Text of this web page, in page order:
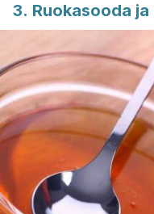
3. Ruokasooda